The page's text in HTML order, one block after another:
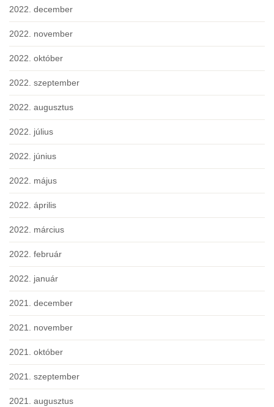
2022. december
2022. november
2022. október
2022. szeptember
2022. augusztus
2022. július
2022. június
2022. május
2022. április
2022. március
2022. február
2022. január
2021. december
2021. november
2021. október
2021. szeptember
2021. augusztus